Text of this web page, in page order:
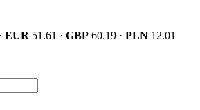
· EUR 51.61 · GBP 60.19 · PLN 12.01